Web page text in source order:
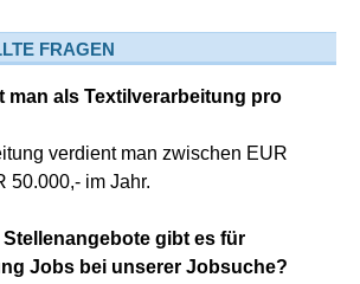
FRAGEN
man als Textilverarbeitung pro
verdient man zwischen EUR
50.000,- im Jahr.
gibt es für
Jobs bei unserer Jobsuche?